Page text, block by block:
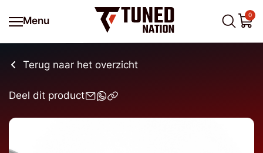
Menu
0
Terug naar het overzicht
Deel dit product